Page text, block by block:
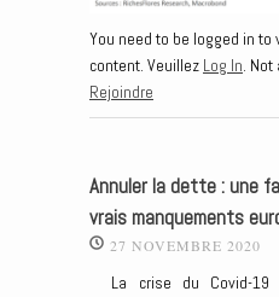
You need to be logged in to
content. Veuillez Log In. Not
Rejoindre
Annuler la dette : une
vrais manquements
27 NOVEMBRE 2020
La crise du Covid-19